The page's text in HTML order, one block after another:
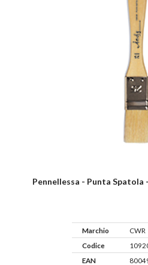
Pennellessa - Punta Spatola
Marchio
CWR
Codice
EAN